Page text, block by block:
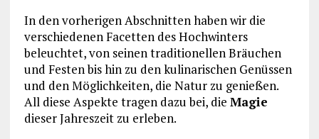
In den vorherigen Abschnitten haben wir die
verschiedenen Facetten des Hochwinters
beleuchtet, von seinen traditionellen Bräuchen
und Festen bis hin zu den kulinarischen Genüssen
und den Möglichkeiten, die Natur zu genießen.
All diese Aspekte tragen dazu bei, die Magie
dieser Jahreszeit zu erleben.